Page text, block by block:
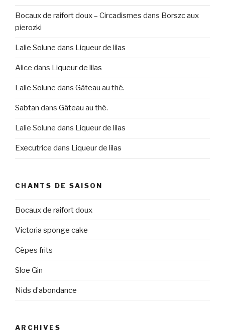
Bocaux de raifort doux – Circadismes dans Borszc aux
pierozki
Lalie Solune dans Liqueur de lilas
Alice dans Liqueur de lilas
Lalie Solune dans Gâteau au thé.
Sabtan dans Gâteau au thé.
Lalie Solune dans Liqueur de lilas
Executrice dans Liqueur de lilas
CHANTS DE SAISON
Bocaux de raifort doux
Victoria sponge cake
Cèpes frits
Sloe Gin
Nids d’abondance
ARCHIVES